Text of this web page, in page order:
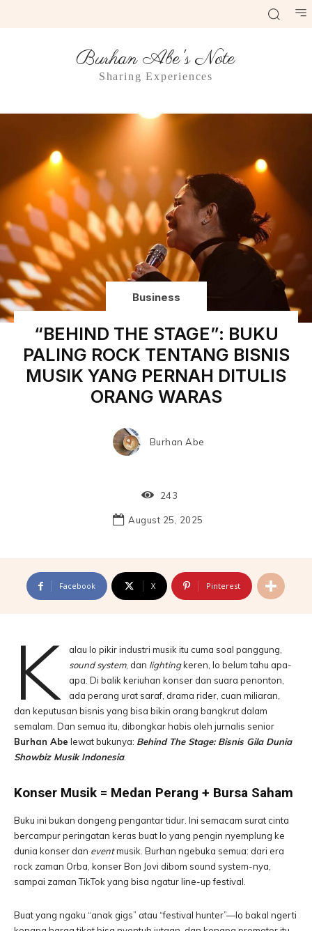
Burhan Abe's Note
Sharing Experiences
Business
“BEHIND THE STAGE”: BUKU
PALING ROCK TENTANG BISNIS
MUSIK YANG PERNAH DITULIS
ORANG WARAS
Burhan Abe
243
August 25, 2025
Facebook X Pinterest
K
alau lo pikir industri musik itu cuma soal panggung,
sound system, dan lightingkeren, lo belum tahu apa-
apa. Di balik keriuhan konser dan suara penonton,
ada perang urat saraf, drama rider, cuan miliaran,
dan keputusan bisnis yang bisa bikin orang bangkrut dalam
semalam. Dan semua itu, dibongkar habis oleh jurnalis senior
Burhan Abe lewat bukunya: Behind The Stage: Bisnis Gila Dunia
Showbiz Musik Indonesia.
Konser Musik = Medan Perang + Bursa Saham
Buku ini bukan dongeng pengantar tidur. Ini semacam surat cinta
bercampur peringatan keras buat lo yang pengin nyemplung ke
dunia konser dan eventmusik. Burhan ngebuka semua: dari era
rock zaman Orba, konser Bon Jovi dibom sound system-nya,
sampai zaman TikTok yang bisa ngatur line-up festival.
Buat yang ngaku “anak gigs” atau “festival hunter”—lo bakal ngerti